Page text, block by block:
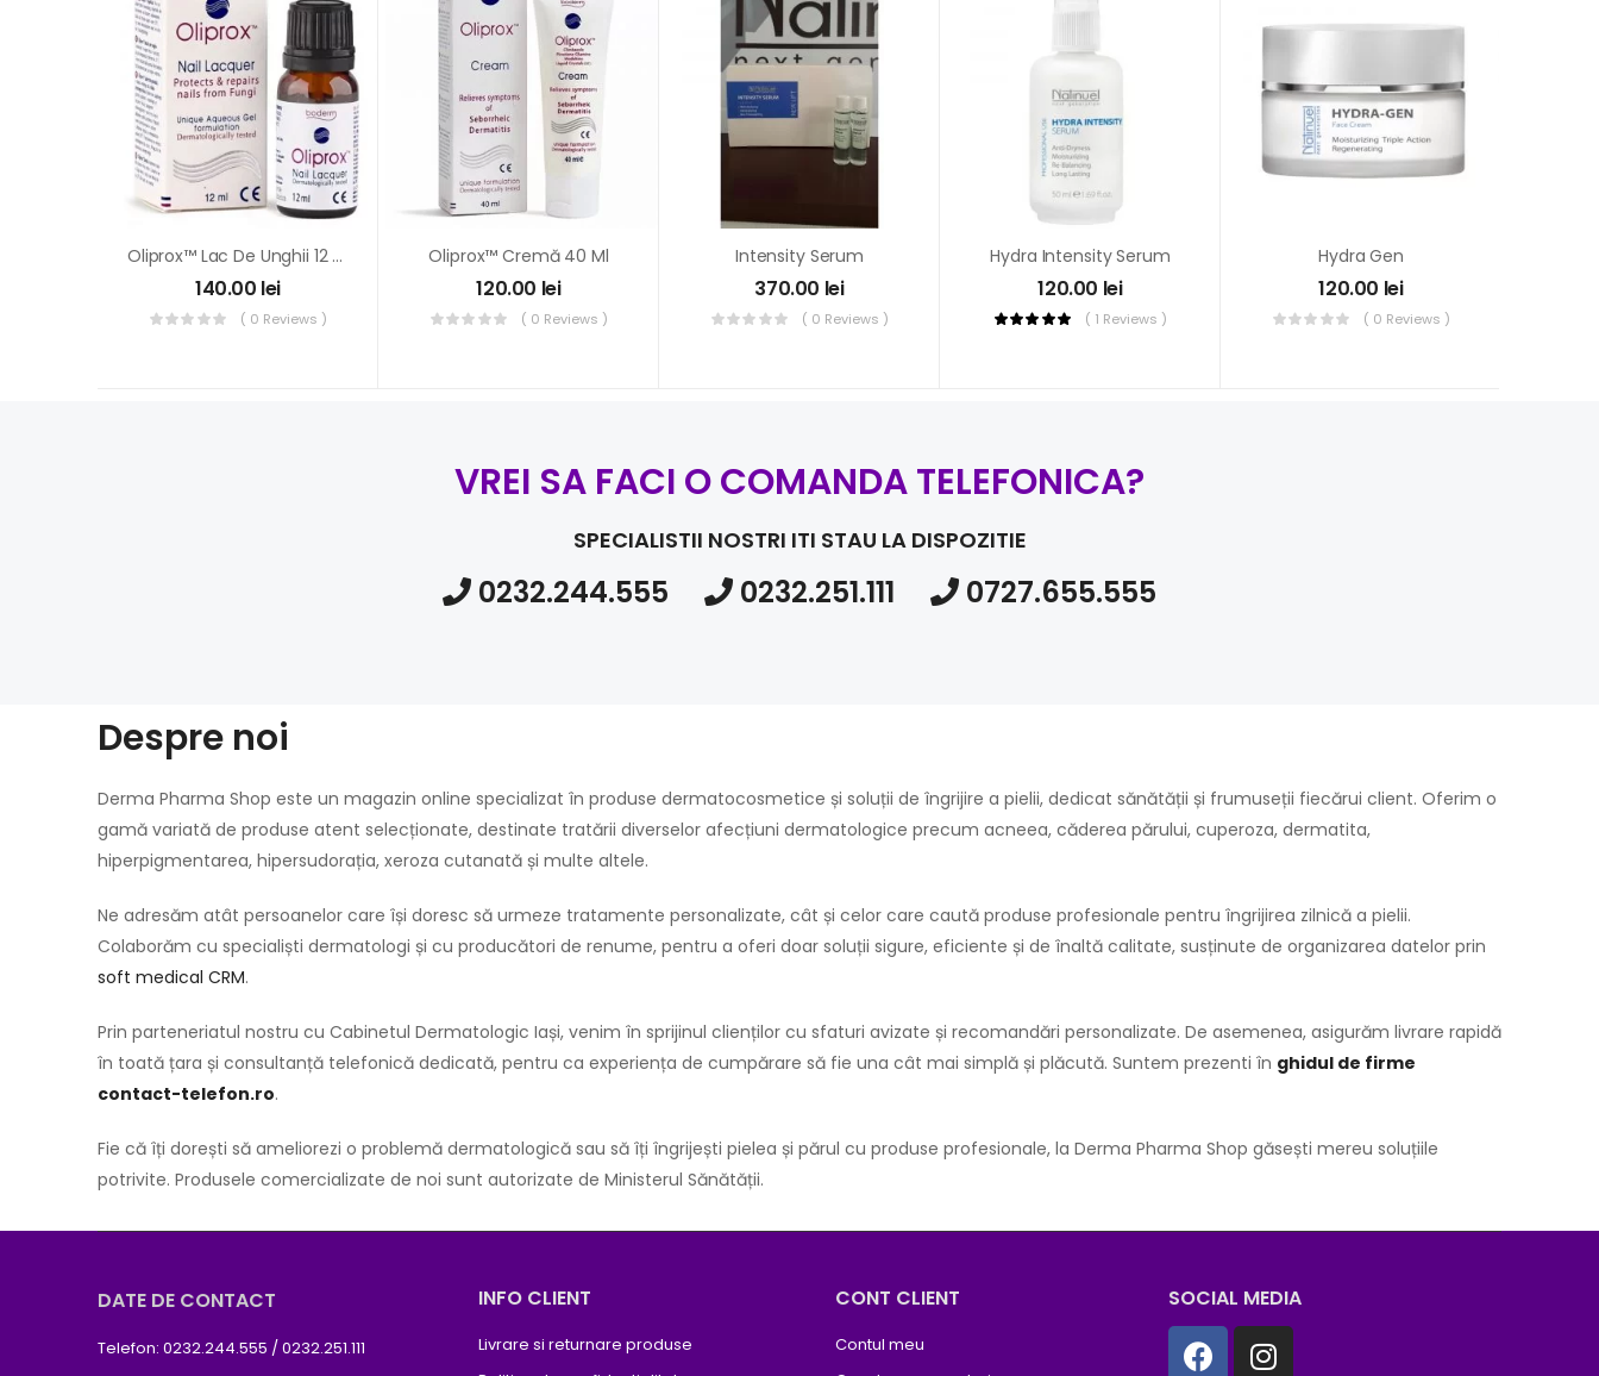
Oliprox™ Lac De Unghii 12 Ml – Onicomicoze
140.00 lei
( 0 Reviews )
Oliprox™ Cremă 40 Ml
120.00 lei
( 0 Reviews )
Intensity Serum
370.00 lei
( 0 Reviews )
Hydra Intensity Serum
120.00 lei
( 1 Reviews )
Hydra Gen
120.00 lei
( 0 Reviews )
VREI SA FACI O COMANDA TELEFONICA?
SPECIALISTII NOSTRI ITI STAU LA DISPOZITIE
0232.244.555 0232.251.111 0727.655.555
Despre noi
Derma Pharma Shop este un magazin online specializat în produse dermatocosmetice și soluții de îngrijire a pielii, dedicat sănătății și frumuseții fiecărui client. Oferim o
gamă variată de produse atent selecționate, destinate tratării diverselor afecțiuni dermatologice precum acneea, căderea părului, cuperoza, dermatita,
hiperpigmentarea, hipersudorația, xeroza cutanată și multe altele.
Ne adresăm atât persoanelor care își doresc să urmeze tratamente personalizate, cât și celor care caută produse profesionale pentru îngrijirea zilnică a pielii.
Colaborăm cu specialiști dermatologi și cu producători de renume, pentru a oferi doar soluții sigure, eficiente și de înaltă calitate, susținute de organizarea datelor prin
soft medical CRM.
Prin parteneriatul nostru cu Cabinetul Dermatologic Iași, venim în sprijinul clienților cu sfaturi avizate și recomandări personalizate. De asemenea, asigurăm livrare rapidă
în toată țara și consultanță telefonică dedicată, pentru ca experiența de cumpărare să fie una cât mai simplă și plăcută. Suntem prezenti în ghidul de firme
contact-telefon.ro.
Fie că îți dorești să ameliorezi o problemă dermatologică sau să îți îngrijești pielea și părul cu produse profesionale, la Derma Pharma Shop găsești mereu soluțiile
potrivite. Produsele comercializate de noi sunt autorizate de Ministerul Sănătății.
DATE DE CONTACT
Telefon: 0232.244.555 / 0232.251.111
INFO CLIENT
Livrare si returnare produse
CONT CLIENT
Contul meu
SOCIAL MEDIA